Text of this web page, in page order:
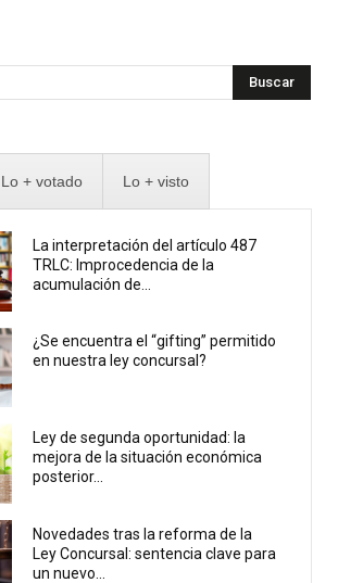
Buscar
Lo + votado Lo + visto
La interpretación del artículo 487
TRLC: Improcedencia de la
acumulación de...
¿Se encuentra el “gifting” permitido
en nuestra ley concursal?
Ley de segunda oportunidad: la
mejora de la situación económica
posterior...
Novedades tras la reforma de la
Ley Concursal: sentencia clave para
un nuevo...